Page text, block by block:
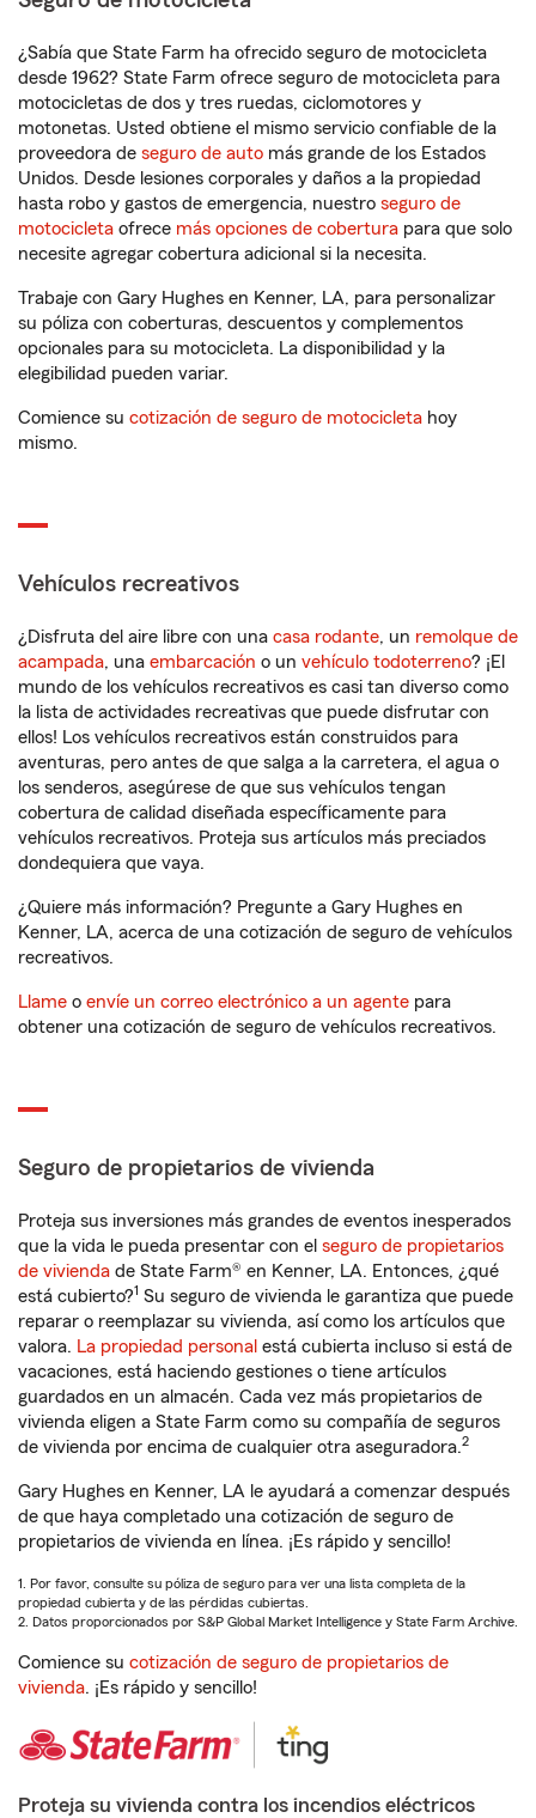
¿Sabía que State Farm ha ofrecido seguro de motocicleta
desde 1962? State Farm ofrece seguro de motocicleta para
motocicletas de dos y tres ruedas, ciclomotores y
motonetas. Usted obtiene el mismo servicio confiable de la
proveedora de seguro de auto más grande de los Estados
Unidos. Desde lesiones corporales y daños a la propiedad
hasta robo y gastos de emergencia, nuestro seguro de
motocicleta ofrece más opciones de cobertura para que solo
necesite agregar cobertura adicional si la necesita.
Trabaje con Gary Hughes en Kenner, LA, para personalizar
su póliza con coberturas, descuentos y complementos
opcionales para su motocicleta. La disponibilidad y la
elegibilidad pueden variar.
Comience su cotización de seguro de motocicleta hoy
mismo.
Vehículos recreativos
¿Disfruta del aire libre con una casa rodante, un remolque de
acampada, una embarcación o un vehículo todoterreno? ¡El
mundo de los vehículos recreativos es casi tan diverso como
la lista de actividades recreativas que puede disfrutar con
ellos! Los vehículos recreativos están construidos para
aventuras, pero antes de que salga a la carretera, el agua o
los senderos, asegúrese de que sus vehículos tengan
cobertura de calidad diseñada específicamente para
vehículos recreativos. Proteja sus artículos más preciados
dondequiera que vaya.
¿Quiere más información? Pregunte a Gary Hughes en
Kenner, LA, acerca de una cotización de seguro de vehículos
recreativos.
Llame o envíe un correo electrónico a un agente para
obtener una cotización de seguro de vehículos recreativos.
Seguro de propietarios de vivienda
Proteja sus inversiones más grandes de eventos inesperados
que la vida le pueda presentar con el seguro de propietarios
de vivienda de State Farm® en Kenner, LA. Entonces, ¿qué
está cubierto?1 Su seguro de vivienda le garantiza que puede
reparar o reemplazar su vivienda, así como los artículos que
valora. La propiedad personal está cubierta incluso si está de
vacaciones, está haciendo gestiones o tiene artículos
guardados en un almacén. Cada vez más propietarios de
vivienda eligen a State Farm como su compañía de seguros
de vivienda por encima de cualquier otra aseguradora.2
Gary Hughes en Kenner, LA le ayudará a comenzar después
de que haya completado una cotización de seguro de
propietarios de vivienda en línea. ¡Es rápido y sencillo!
1. Por favor, consulte su póliza de seguro para ver una lista completa de la
propiedad cubierta y de las pérdidas cubiertas.
2. Datos proporcionados por S&P Global Market Intelligence y State Farm Archive.
Comience su cotización de seguro de propietarios de
vivienda. ¡Es rápido y sencillo!
Proteja su vivienda contra los incendios eléctricos